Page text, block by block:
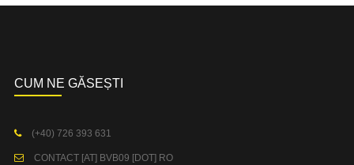
CUM NE GĂSEȘTI
(+40) 726 393 631
CONTACT [AT] BVB09 [DOT] RO